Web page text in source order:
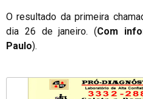
O resultado da primeira
dia 26 de janeiro. (Com
Paulo).